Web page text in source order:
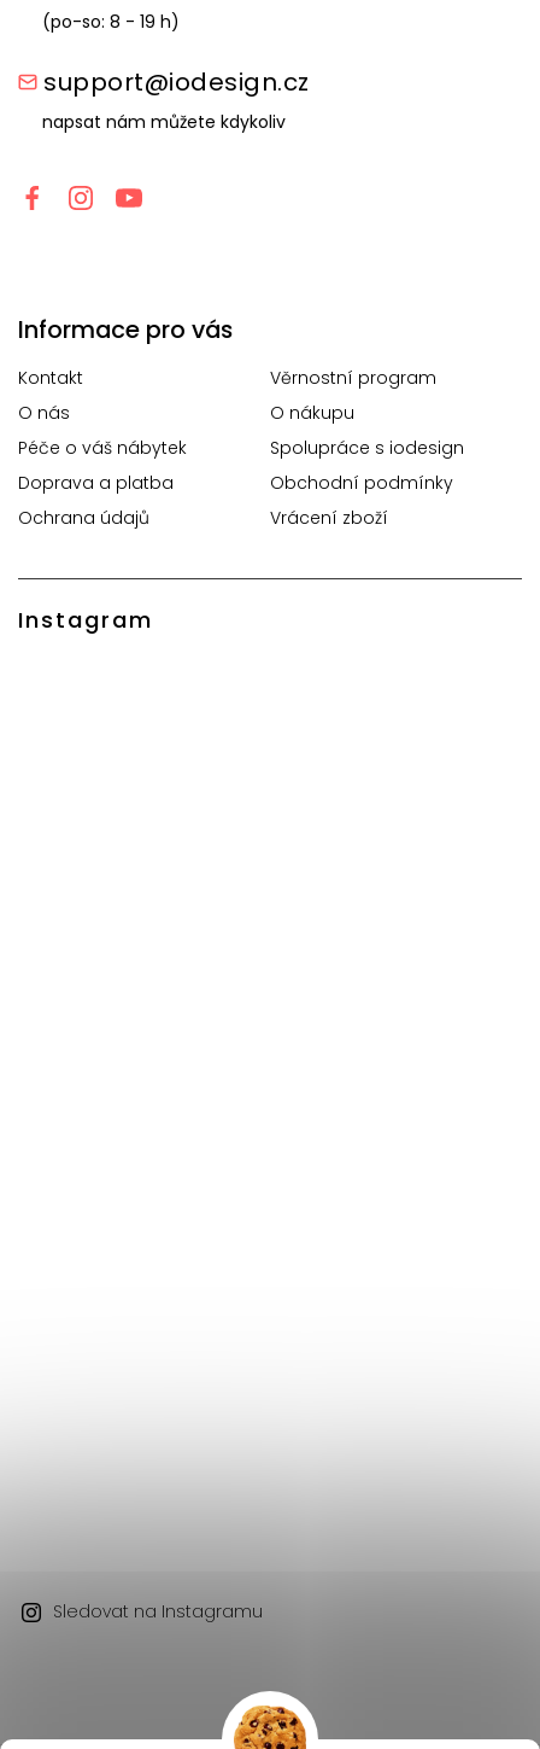
(po-so: 8 - 19 h)
support@iodesign.cz
napsat nám můžete kdykoliv
Informace pro vás
Kontakt
Věrnostní program
O nás
O nákupu
Péče o váš nábytek
Spolupráce s iodesign
Doprava a platba
Obchodní podmínky
Ochrana údajů
Vrácení zboží
Instagram
Sledovat na Instagramu